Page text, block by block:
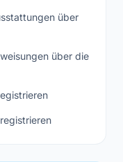
über
über die